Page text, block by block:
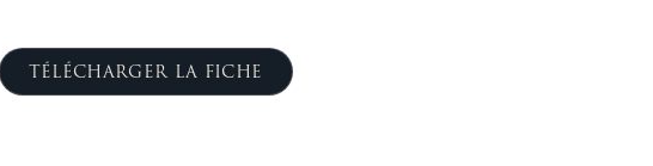
TÉLÉCHARGER LA FICHE